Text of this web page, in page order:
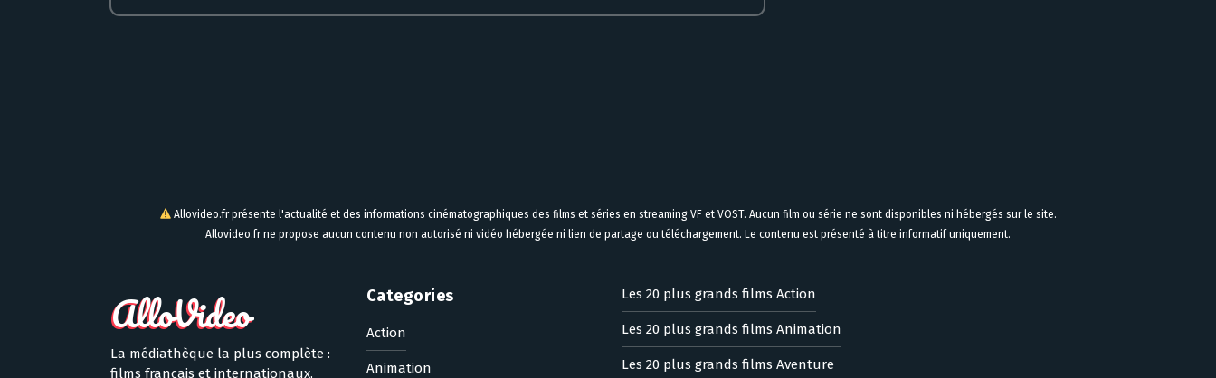
Allovideo.fr présente l'actualité et des informations cinématographiques des films et séries en streaming VF et VOST. Aucun film ou série ne sont disponibles ni hébergés sur le site.
Allovideo.fr ne propose aucun contenu non autorisé ni vidéo hébergée ni lien de partage ou téléchargement. Le contenu est présenté à titre informatif uniquement.
La médiathèque la plus complète :
films français et internationaux,
Categories
Action
Animation
Les 20 plus grands films Action
Les 20 plus grands films Animation
Les 20 plus grands films Aventure